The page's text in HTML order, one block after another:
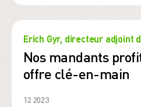
Erich Gyr, directeur adjoint
Nos mandants
offre clé-en-main
12 2023